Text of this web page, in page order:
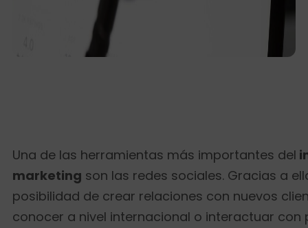
Una de las herramientas más importantes del
marketing son las redes sociales. Gracias a
posibilidad de crear relaciones con nuevos
conocer a nivel internacional o interactuar con